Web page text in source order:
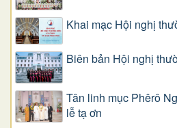
Khai mạc Hội nghị
Biên bản Hội nghị
Tân linh mục Phêrô
lễ tạ ơn